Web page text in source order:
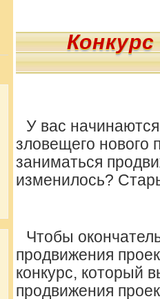
У вас
зловещего нового
заниматься
изменилось?
Чтобы
продвижения
конкурс, который
продвижения